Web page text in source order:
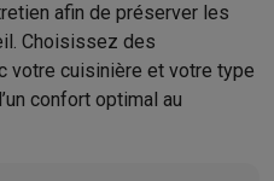
afin de préserver les
Choisissez des
votre cuisinière et votre type
confort optimal au